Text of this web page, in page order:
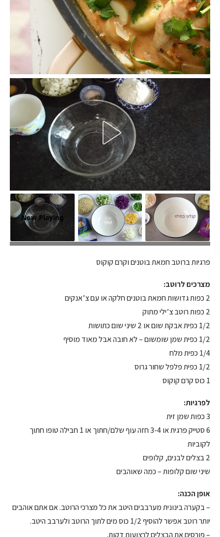
פרגיות ברוטב חמאת בוטנים וקרם קוקוס
Now Playing
פרגיות ברוטב חמאת בוטנים וקרם קוקוס
מצרכים לרוטב:
2 כפות גדושות חמאת בוטנים חלקה או עם צ’אנקים
2 כפות רוטב צ’ילי מתוק
1/2 כפית אבקת שום או 2 שיני שום כתושות
1/2 כפית שמן שומשום – לא חובה אבל מאוד מוסיף
1/4 כפית מלח
1/2 כפית פלפל שחור גרוס
1 כוס קרם קוקוס
לפרגיות:
3 כפות שמן זית
6 סטייק פרגית או 3-4 חזה עוף שלם/חתוך או 1 חבילה טופו חתוך
לקוביות
2 בצלים לבנים, קלופים
שיני שום קלופות – כמה שאוהבים
אופן הכנה:
– בקערה בינונית מערבבים היטב את כל מצרכי הרוטב. אם אתם אוהבים
יותר רוטב אפשר להוסיף 1/2 כוס מים לתוך הרוטב ולערבב היטב.